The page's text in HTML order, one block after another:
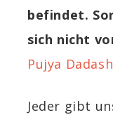
befindet.
sich nicht
Pujya
Jeder gibt